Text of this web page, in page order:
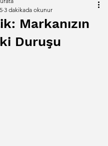
Markanızın
Duruşu
3 dakikada okunur